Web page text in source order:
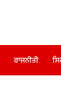
ਰਾਜਨੀਤੀ